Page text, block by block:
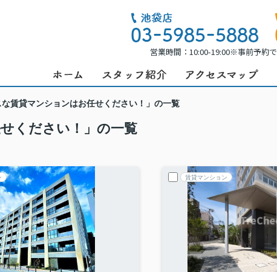
営業時間：10:00-19:00※事前予約
な賃貸マンションはお任せください！」の一覧
ください！」の一覧
賃貸マンション